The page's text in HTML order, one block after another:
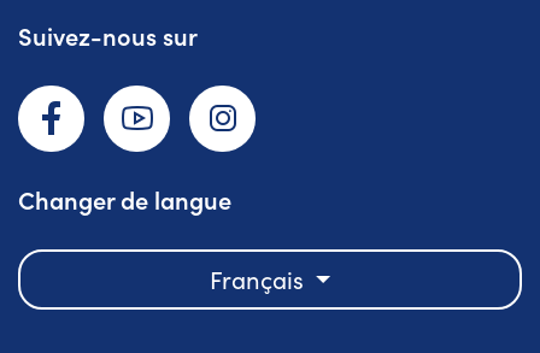
Suivez-nous sur
Changer de langue
Français